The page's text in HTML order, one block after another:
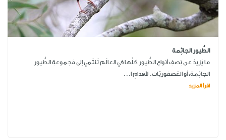
الطُّيور الجاثِمة
ما يَزيدُ عن نِصفِ أنواعِ الطُّيور كلِّها في العالَم تَنتَمي إلى مَجموعةِ الطُّيور
الجاثِمة، أو العُصفوريّات. لأَقدامِ ا...
اقرأ المزيد